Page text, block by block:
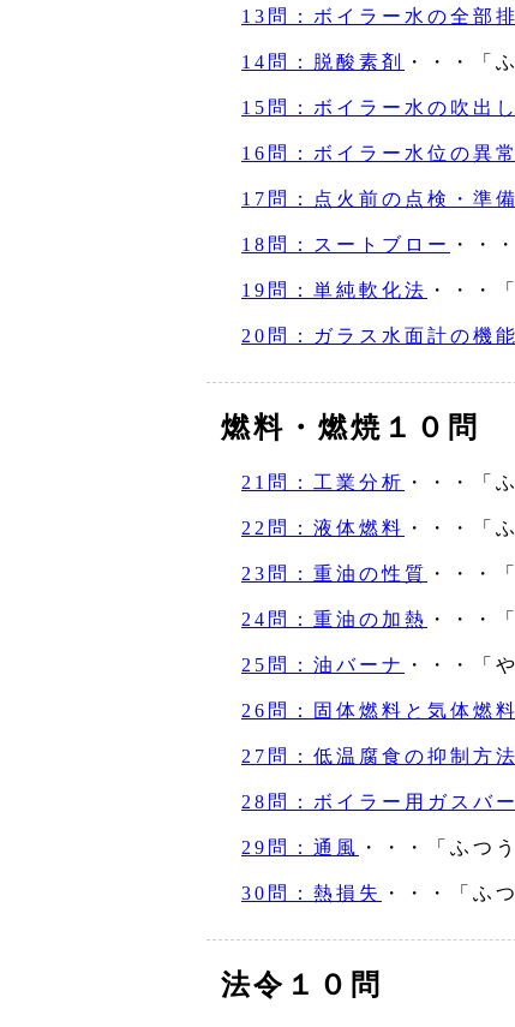
13問：ボイラー水の全部
14問：脱酸素剤 ・・・「
15問：ボイラー水の吹出し
16問：ボイラー水位の異
17問：点火前の点検・準備
18問：スートブロー ・・
19問：単純軟化法 ・・・
20問：ガラス水面計の機
燃料・燃焼１０問
21問：工業分析 ・・・「
22問：液体燃料 ・・・「
23問：重油の性質 ・・・
24問：重油の加熱 ・・・
25問：油バーナ ・・・「
26問：固体燃料と気体燃料
27問：低温腐食の抑制方法
28問：ボイラー用ガスバ
29問：通風 ・・・「ふつう
30問：熱損失 ・・・「ふ
法令１０問